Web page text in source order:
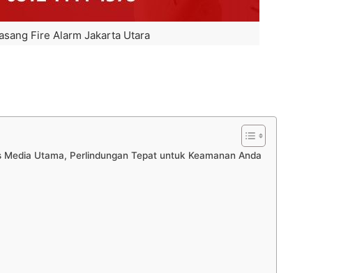
Fire Alarm Jakarta Utara
Utama, Perlindungan Tepat untuk Keamanan Anda